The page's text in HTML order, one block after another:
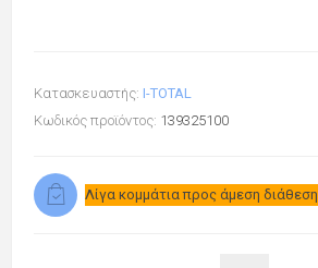
Κατασκευαστής: I-TOTAL
Κωδικός προϊόντος: 139325100
Λίγα κομμάτια προς άμεση διάθεση